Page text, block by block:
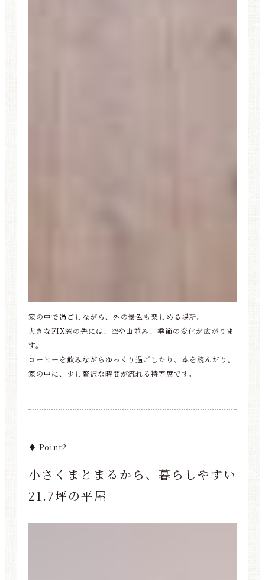
家の中で過ごしながら、外の景色も楽しめる場所。
大きなFIX窓の先には、空や山並み、季節の変化が広がりま
す。
コーヒーを飲みながらゆっくり過ごしたり、本を読んだり。
家の中に、少し贅沢な時間が流れる特等席です。
♦ Point2
小さくまとまるから、暮らしやすい
21.7坪の平屋